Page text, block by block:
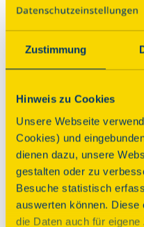
Zustimmung
Hinweis zu Cookies
Unsere Webseite
Cookies) und
dienen dazu, unsere
gestalten oder zu
Besuche statistisch
auswerten können. Diese
die Daten auch für
Über dieses
Die Stadtkirche St.
Andreas und Nikolaus
datiert. Sie ist das
erhalten gebliebene
Stadt. Der in
spätgotische
Gesamtlänge von 54
von zwölf Metern. Die
ruht auf sechs
Stützpfeilern.